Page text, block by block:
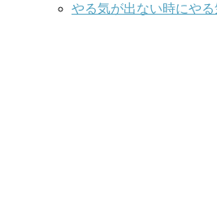
やる気が出ない時にや